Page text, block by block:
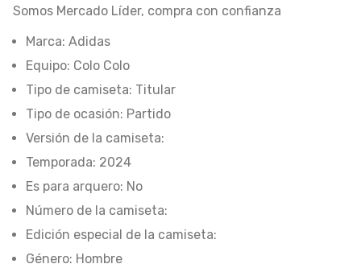
Somos Mercado Líder, compra con confianza
Marca: Adidas
Equipo: Colo Colo
Tipo de camiseta: Titular
Tipo de ocasión: Partido
Versión de la camiseta:
Temporada: 2024
Es para arquero: No
Número de la camiseta:
Edición especial de la camiseta:
Género: Hombre